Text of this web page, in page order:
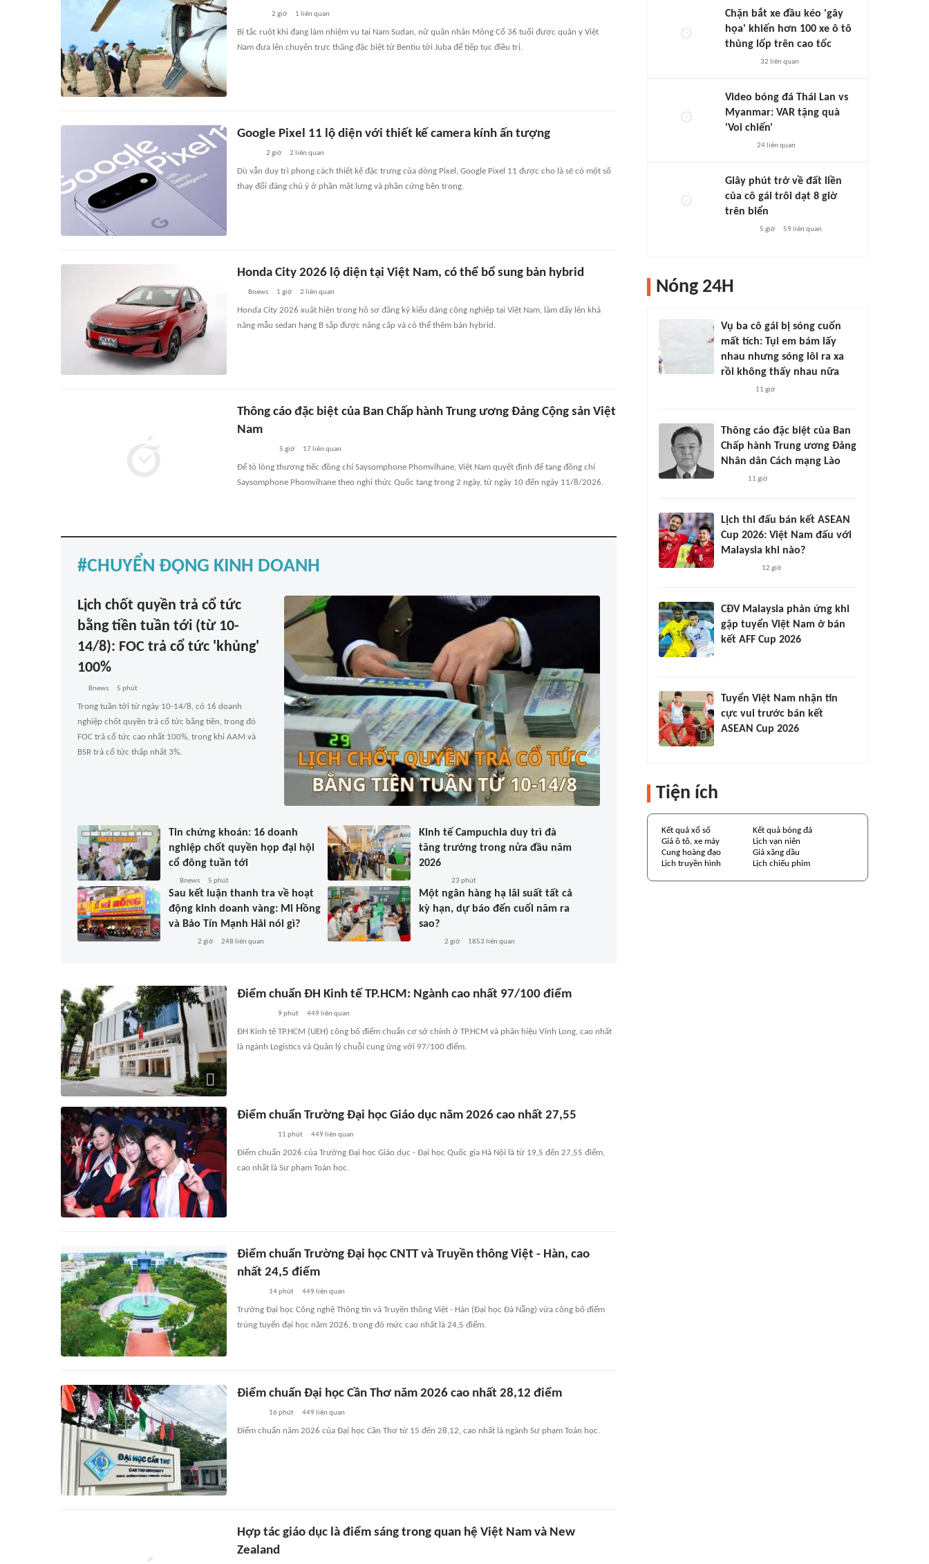
2 giờ 1 liên quan
Bị tắc ruột khi đang làm nhiệm vụ tại Nam Sudan, nữ quân nhân Mông Cổ 36 tuổi được quân y Việt
Nam đưa lên chuyến trực thăng đặc biệt từ Bentiu tới Juba để tiếp tục điều trị.
Google Pixel 11 lộ diện với thiết kế camera kính ấn tượng
2 giờ 2 liên quan
Dù vẫn duy trì phong cách thiết kế đặc trưng của dòng Pixel, Google Pixel 11 được cho là sẽ có một số
thay đổi đáng chú ý ở phần mặt lưng và phần cứng bên trong.
Honda City 2026 lộ diện tại Việt Nam, có thể bổ sung bản hybrid
Bnews 1 giờ 2 liên quan
Honda City 2026 xuất hiện trong hồ sơ đăng ký kiểu dáng công nghiệp tại Việt Nam, làm dấy lên khả
năng mẫu sedan hạng B sắp được nâng cấp và có thể thêm bản hybrid.
Thông cáo đặc biệt của Ban Chấp hành Trung ương Đảng Cộng sản Việt
Nam
5 giờ 17liên quan
Để tỏ lòng thương tiếc đồng chí Saysomphone Phomvihane, Việt Nam quyết định để tang đồng chí
Saysomphone Phomvihane theo nghi thức Quốc tang trong 2 ngày, từ ngày 10 đến ngày 11/8/2026.
CHUYỂN ĐỘNG KINH DOANH
Lịch chốt quyền trả cổ tức
bằng tiền tuần tới (từ 10-
14/8): FOC trả cổ tức 'khủng'
100%
Bnews 5 phút
Trong tuần tới từ ngày 10-14/8, có 16 doanh
nghiệp chốt quyền trả cổ tức bằng tiền, trong đó
FOC trả cổ tức cao nhất 100%, trong khi AAM và
BSR trả cổ tức thấp nhất 3%.
Tin chứng khoán: 16 doanh
nghiệp chốt quyền họp đại hội
cổ đông tuần tới
Bnews 5 phút
Kinh tế Campuchia duy trì đà
tăng trưởng trong nửa đầu năm
2026
23 phút
Sau kết luận thanh tra về hoạt
động kinh doanh vàng: Mi Hồng
và Bảo Tín Mạnh Hải nói gì?
2 giờ 248 liên quan
Một ngân hàng hạ lãi suất tất cả
kỳ hạn, dự báo đến cuối năm ra
sao?
2 giờ 1853 liên quan
Điểm chuẩn ĐH Kinh tế TP.HCM: Ngành cao nhất 97/100 điểm
9 phút 449 liên quan
ĐH Kinh tế TP.HCM (UEH) công bố điểm chuẩn cơ sở chính ở TP.HCM và phân hiệu Vĩnh Long, cao nhất
là ngành Logistics và Quản lý chuỗi cung ứng với 97/100 điểm.
Điểm chuẩn Trường Đại học Giáo dục năm 2026 cao nhất 27,55
11 phút 449 liên quan
Điểm chuẩn 2026 của Trường Đại học Giáo dục - Đại học Quốc gia Hà Nội là từ 19,5 đến 27,55 điểm,
cao nhất là Sư phạm Toán học.
Điểm chuẩn Trường Đại học CNTT và Truyền thông Việt - Hàn, cao
nhất 24,5 điểm
14 phút 449 liên quan
Trường Đại học Công nghệ Thông tin và Truyền thông Việt - Hàn (Đại học Đà Nẵng) vừa công bố điểm
trúng tuyển đại học năm 2026, trong đó mức cao nhất là 24,5 điểm.
Điểm chuẩn Đại học Cần Thơ năm 2026 cao nhất 28,12 điểm
16 phút 449 liên quan
Điểm chuẩn năm 2026 của Đại học Cần Thơ từ 15 đến 28,12, cao nhất là ngành Sư phạm Toán học.
Hợp tác giáo dục là điểm sáng trong quan hệ Việt Nam và New
Zealand
Chặn bắt xe đầu kéo 'gây
họa' khiến hơn 100 xe ô tô
thủng lốp trên cao tốc
32 liên quan
Video bóng đá Thái Lan vs
Myanmar: VAR tặng quà
'Voi chiến'
24liên quan
Giây phút trở về đất liền
của cô gái trôi dạt 8 giờ
trên biển
5 giờ 59 liên quan
Nóng 24H
Vụ ba cô gái bị sóng cuốn
mất tích: Tụi em bám lấy
nhau nhưng sóng lôi ra xa
rồi không thấy nhau nữa
11 giờ
Thông cáo đặc biệt của Ban
Chấp hành Trung ương Đảng
Nhân dân Cách mạng Lào
11 giờ
Lịch thi đấu bán kết ASEAN
Cup 2026: Việt Nam đấu với
Malaysia khi nào?
12 giờ
CĐV Malaysia phản ứng khi
gặp tuyển Việt Nam ở bán
kết AFF Cup 2026
Tuyển Việt Nam nhận tin
cực vui trước bán kết
ASEAN Cup 2026
Tiện ích
Kết quả xổ số
Kết quả bóng đá
Giá ô tô, xe máy
Lịch vạn niên
Cung hoàng đạo
Giá xăng dầu
Lịch truyền hình
Lịch chiếu phim